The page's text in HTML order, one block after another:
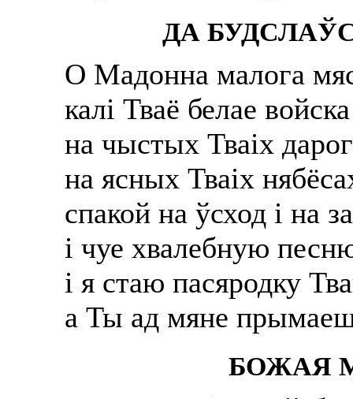
ДА
О Мадонна малога
калі Тваё белае
на чыстых Тваіх
на ясных Тваіх
спакой на ўсход і на
і чуе хвалебную
і я стаю пасяродку
а Ты ад мяне
БОЖАЯ